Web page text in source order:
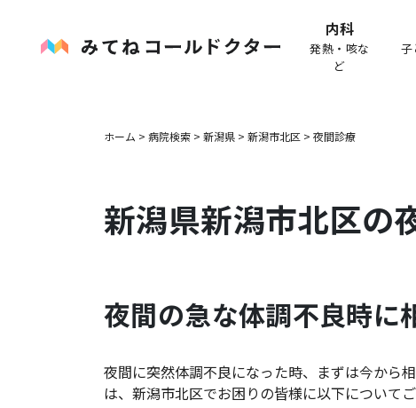
内科
発熱・咳な
ど
子
ホーム > 病院検索 > 新潟県 > 新潟市北区 > 夜間診療
新潟県新潟市北区の
夜間の急な体調不良時に
夜間に突然体調不良になった時、まずは今から
は、 新潟市北区でお困りの皆様に以下についてご